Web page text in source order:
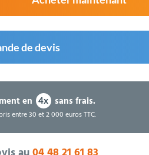
de devis
en 4x sans frais.
entre 30 et 2 000 euros TTC.